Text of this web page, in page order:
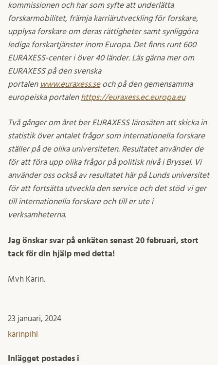
kommissionen och har som syfte att underlätta
forskarmobilitet, främja karriärutveckling för forskare,
upplysa forskare om deras rättigheter samt synliggöra
lediga forskartjänster inom Europa. Det finns runt 600
EURAXESS-center i över 40 länder. Läs gärna mer om
EURAXESS på den svenska
portalen www.euraxess.seoch på den gemensamma
europeiska portalen https://euraxess.ec.europa.eu
Två gånger om året ber EURAXESS lärosäten att skicka in
statistik över antalet frågor som internationella forskare
ställer på de olika universiteten. Resultatet använder de
för att föra upp olika frågor på politisk nivå i Bryssel. Vi
använder oss också av resultatet här på Lunds universitet
för att fortsätta utveckla den service och det stöd vi ger
till internationella forskare och till er ute i
verksamheterna.
Jag önskar svar på enkäten senast 20 februari, stort
tack för din hjälp med detta!
Mvh Karin.
23 januari, 2024
karinpihl
Inlägget postades i